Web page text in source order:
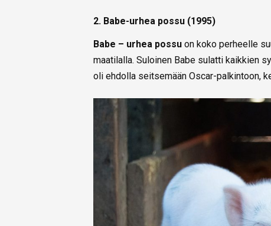
2. Babe-urhea possu (1995)
Babe – urhea possu on koko perheelle
maatilalla. Suloinen Babe sulatti kaikkien
oli ehdolla seitsemään Oscar-palkintoon,